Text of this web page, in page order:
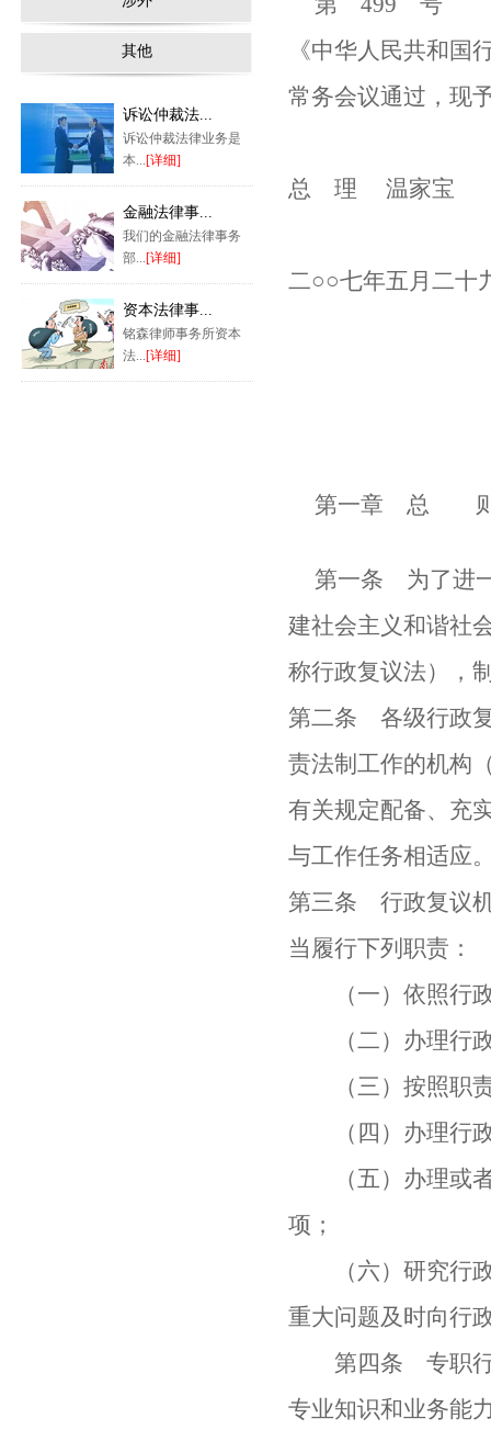
其他
诉讼仲裁法...
诉讼仲裁法律业务是
本...[详细]
金融法律事...
我们的金融法律事务
部...[详细]
资本法律事...
铭森律师事务所资本
法...[详细]
《中华人民共和国
常务会议通过，现
总 理 温家宝
二○○七年五月二十
第一章 总
第一条 为了进
建社会主义和谐社
称行政复议法），
第二条 各级行政
责法制工作的机构
有关规定配备、充
与工作任务相适应
第三条 行政复议
当履行下列职责：
（一）依照行政
（二）办理行政
（三）按照职责
（四）办理行政
（五）办理或者
项；
（六）研究行政
重大问题及时向行
第四条 专职行政
专业知识和业务能